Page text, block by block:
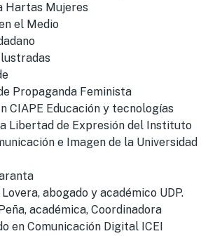
Hartas Mujeres
el Medio
Propaganda Feminista
CIAPE Educación y tecnologías
Libertad de Expresión del Instituto
e Imagen de la Universidad
abogado y académico UDP.
académica, Coordinadora
en Comunicación Digital ICEI